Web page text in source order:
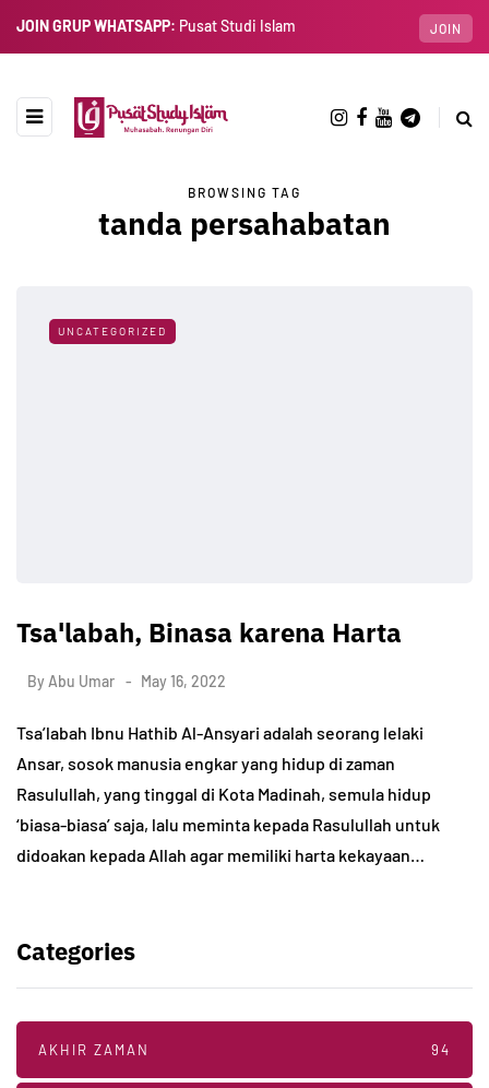
JOIN GRUP WHATSAPP: Pusat Studi Islam JOIN
BROWSING TAG
tanda persahabatan
UNCATEGORIZED
Tsa'labah, Binasa karena Harta
By Abu Umar May 16, 2022
Tsa’labah Ibnu Hathib Al-Ansyari adalah seorang lelaki
Ansar, sosok manusia engkar yang hidup di zaman
Rasulullah, yang tinggal di Kota Madinah, semula hidup
‘biasa-biasa’ saja, lalu meminta kepada Rasulullah untuk
didoakan kepada Allah agar memiliki harta kekayaan…
Categories
AKHIR ZAMAN 94